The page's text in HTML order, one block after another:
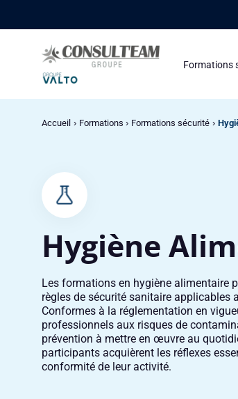
Formations
Accueil Formations Formations sécurité
Hygiène
Les formations en hygiène alimentaire
règles de sécurité sanitaire applicables
Conformes à la réglementation en
professionnels aux risques de
prévention à mettre en œuvre au
participants acquièrent les réflexes
conformité de leur activité.